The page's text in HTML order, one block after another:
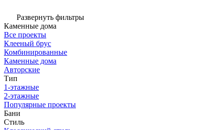
Развернуть фильтры
Каменные дома
Все проекты
Клееный брус
Комбинированные
Каменные дома
Авторские
Тип
1-этажные
2-этажные
Популярные проекты
Бани
Стиль